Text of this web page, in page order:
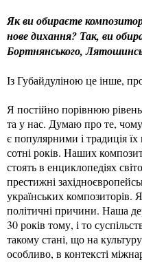
Як ви обираєте
нове дихання? Так, ви
Бортнянського,
Із Губайдуліною це інше,
Я постійно порівнюю
та у нас. Думаю про те,
є популярними і традиція
сотні років. Наших
стоять в енциклопедіях
престижні
українських
політичні причини. Наша
30 років тому, і то
такому стані, що на
особливо, в контексті